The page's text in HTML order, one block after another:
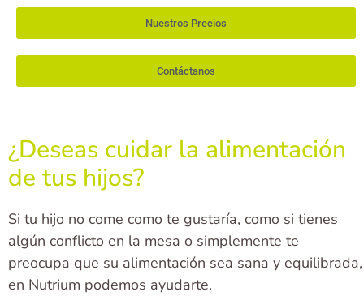
Nuestros Precios
Contáctanos
¿Deseas cuidar la alimentación
de tus hijos?
Si tu hijo no come como te gustaría, como si tienes
algún conflicto en la mesa o simplemente te
preocupa que su alimentación sea sana y equilibrada,
en Nutrium podemos ayudarte.